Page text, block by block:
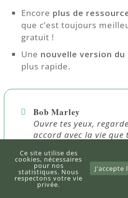
Encore plus de
que c’est toujours
gratuit !
Une nouvelle version du
plus rapide.
Bob Marley
Ouvre tes yeux,
accord avec la vie que
Pour conclure
Ce site utilise des
cookies, nécessaires
pour nos
statistiques. Nous
respectons votre vie
privée.
J'accepte